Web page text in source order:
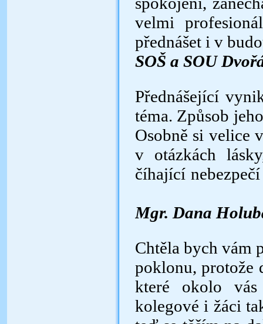
velmi
přednášet i v
SOŠ a SOU
Přednášející
téma. Způsob
Osobně si velice
v otázkách
číhající
Mgr. Dana
Chtěla bych vám
poklonu, protože
které okolo vás
kolegové i žáci